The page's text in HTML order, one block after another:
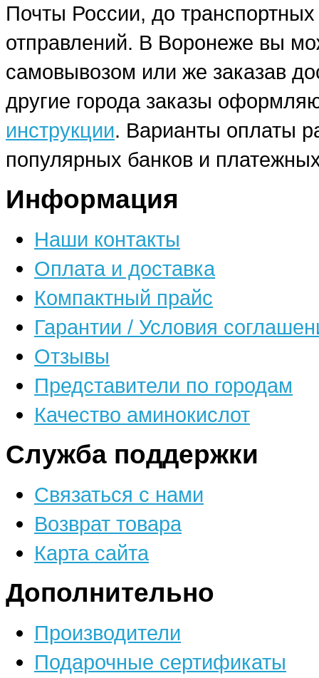
Почты России, до
отправлений. В Воронеже вы
самовывозом или же заказав
другие города заказы
инструкции. Варианты оплаты
популярных банков и
Информация
Наши контакты
Оплата и доставка
Компактный прайс
Гарантии / Условия
Отзывы
Представители по городам
Качество аминокислот
Служба поддержки
Связаться с нами
Возврат товара
Карта сайта
Дополнительно
Производители
Подарочные сертификаты